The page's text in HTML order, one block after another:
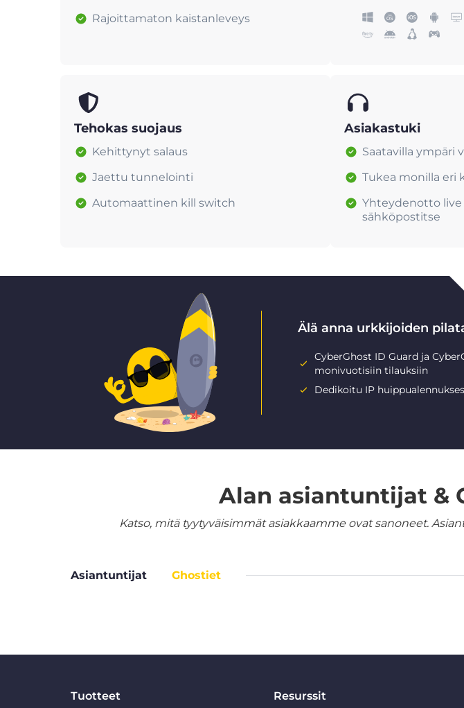
Rajoittamaton kaistanleveys
Tehokas suojaus
Kehittynyt salaus
Jaettu tunnelointi
Automaattinen kill switch
Asiakastuki
Saatavilla ympäri
Tukea monilla eri
Yhteydenotto
sähköpostitse
Älä anna urkkijoiden
CyberGhost ID Guard ja
monivuotisiin tilauksiin
Dedikoitu IP
Alan asiantuntijat &
Katso, mitä tyytyväisimmät asiakkaamme ovat sanoneet.
Asiantuntijat Ghostiet
Tuotteet Resurssit